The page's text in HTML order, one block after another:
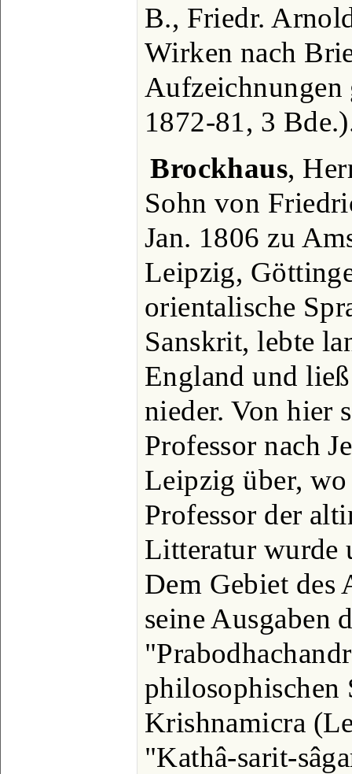
B., Friedr.
Wirken nach
1872-81, 3
Brockhaus,
Sohn von
Jan. 1806 zu
Leipzig,
orientalische
Sanskrit, lebte
England und
nieder. Von hier
Professor nach
Leipzig über,
Professor der
Litteratur wurde
Dem Gebiet des
seine Ausgaben
philosophischen
Krishnamicra
"Kathâ-sarit-